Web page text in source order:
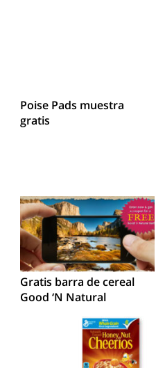
Poise Pads muestra
gratis
Gratis barra de cereal
Good ‘N Natural